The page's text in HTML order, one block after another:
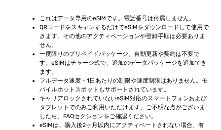
これはデータ専用のeSIMです。電話番号は付属しません。
QRコードをスキャンするだけでeSIMをダウンロードして使用で
きます。その他のアクティベーションや登録手順は必要ありま
せん。
一度限りのプリペイドパッケージ。自動更新や契約は不要で
す。eSIMはチャージ式で、追加のデータパッケージを追加でき
ます。
フルデータ速度 - 1日あたりの制限や速度制限はありません。モ
バイルホットスポットもサポートされています。
キャリアロックされていないeSIM対応のスマートフォンおよび
タブレットでのみご利用いただけます。ご不明な点がございま
したら、FAQセクションをご確認ください。
eSIMは、購入後2ヶ月以内にアクティベートされない場合、有